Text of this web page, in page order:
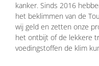
kanker. Sinds 2016
het beklimmen van de
wij geld en zetten onze
het ontbijt of de lekkere
voedingstoffen de klim